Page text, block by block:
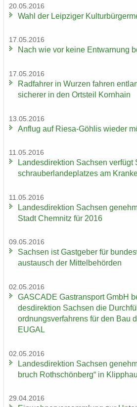
20.05.2016
Wahl der Leip­zi­ger
17.05.2016
Nach wie vor keine Ent­war­nung
17.05.2016
Rad­fah­rer in Wur­zen fah­ren
si­che­rer in den Orts­teil Korn­hain
13.05.2016
An­flug auf Riesa-​Göhlis wie­der
11.05.2016
Lan­des­di­rek­ti­on Sach­sen
schrau­ber­lan­de­plat­zes am
11.05.2016
Lan­des­di­rek­ti­on Sach­sen
Stadt Chem­nitz für 2016
09.05.2016
Sach­sen ist Gast­ge­ber für
aus­tausch der Mit­tel­be­hör­den
02.05.2016
GAS­CA­DE Gas­trans­port GmbH
des­di­rek­ti­on Sach­sen die
ord­nungs­ver­fah­rens für den Bau
EUGAL
02.05.2016
Lan­des­di­rek­ti­on Sach­sen
bruch Roth­schön­berg“ in
29.04.2016